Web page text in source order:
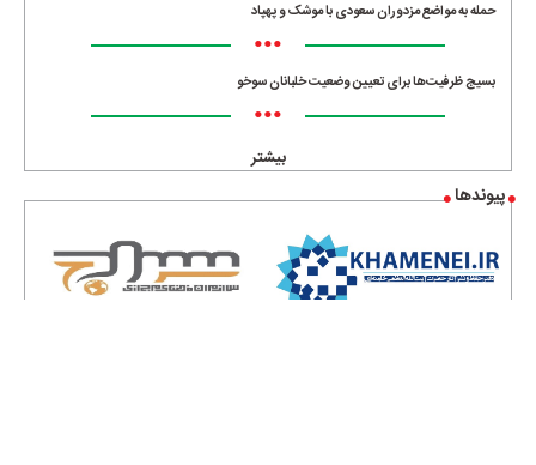
حمله به مواضع مزدوران سعودی با موشک و پهپاد
•••
بسیج ظرفیت‌ها برای تعیین وضعیت خلبانان سوخو
•••
بیشتر
پیوندها